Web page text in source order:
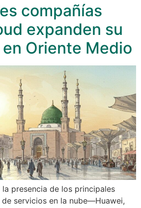
compañías
expanden su
Oriente Medio
presencia de los principales
servicios en la nube—Huawei,